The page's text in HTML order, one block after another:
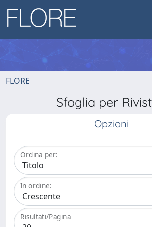
FLORE
Sfoglia per
Opzioni
Ordina per:
In ordine:
Risultati/Pagina